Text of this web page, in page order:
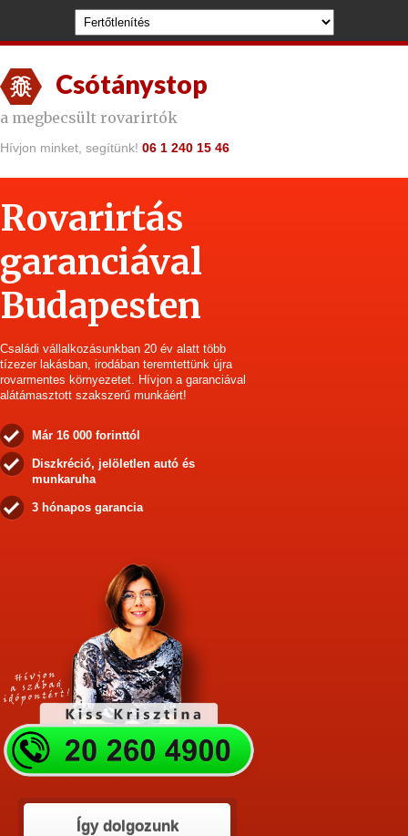
Csótánystop
a megbecsült rovarirtók
Hívjon minket, segítünk! 06 1 240 15 46
Rovarirtás
garanciával
Budapesten
Családi vállalkozásunkban 20 év alatt több
tízezer lakásban, irodában teremtettünk újra
rovarmentes környezetet. Hívjon a garanciával
alátámasztott szakszerű munkáért!
Már 16 000 forinttól
Diszkréció, jelöletlen autó és
munkaruha
3 hónapos garancia
Így dolgozunk